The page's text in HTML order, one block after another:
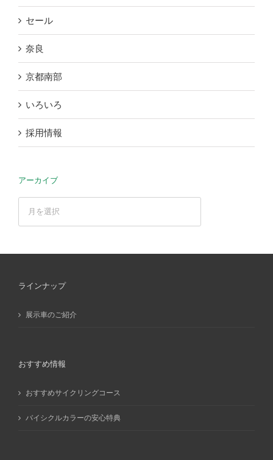
セール
奈良
京都南部
いろいろ
採用情報
アーカイブ
ラインナップ
展示車のご紹介
おすすめ情報
おすすめサイクリングコース
バイシクルカラーの安心特典